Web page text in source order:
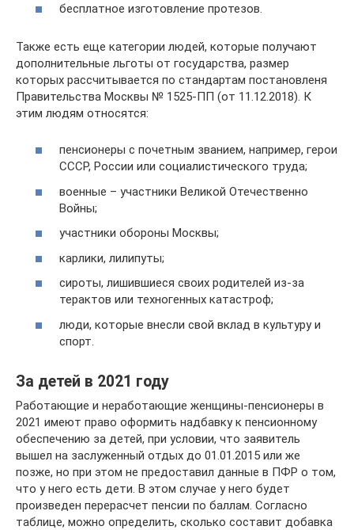
бесплатное изготовление протезов.
Также есть еще категории людей, которые получают
дополнительные льготы от государства, размер
которых рассчитывается по стандартам постановленя
Правительства Москвы № 1525-ПП (от 11.12.2018). К
этим людям относятся:
пенсионеры с почетным званием, например, герои
СССР, России или социалистического труда;
военные – участники Великой Отечественно
Войны;
участники обороны Москвы;
карлики, лилипуты;
сироты, лишившиеся своих родителей из-за
терактов или техногенных катастроф;
люди, которые внесли свой вклад в культуру и
спорт.
За детей в 2021 году
Работающие и неработающие женщины-пенсионеры в
2021 имеют право оформить надбавку к пенсионному
обеспечению за детей, при условии, что заявитель
вышел на заслуженный отдых до 01.01.2015 или же
позже, но при этом не предоставил данные в ПФР о том,
что у него есть дети. В этом случае у него будет
произведен перерасчет пенсии по баллам. Согласно
таблице, можно определить, сколько составит добавка